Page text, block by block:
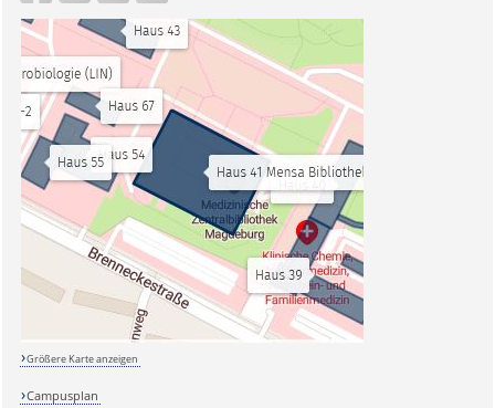
Größere Karte anzeigen
Campusplan